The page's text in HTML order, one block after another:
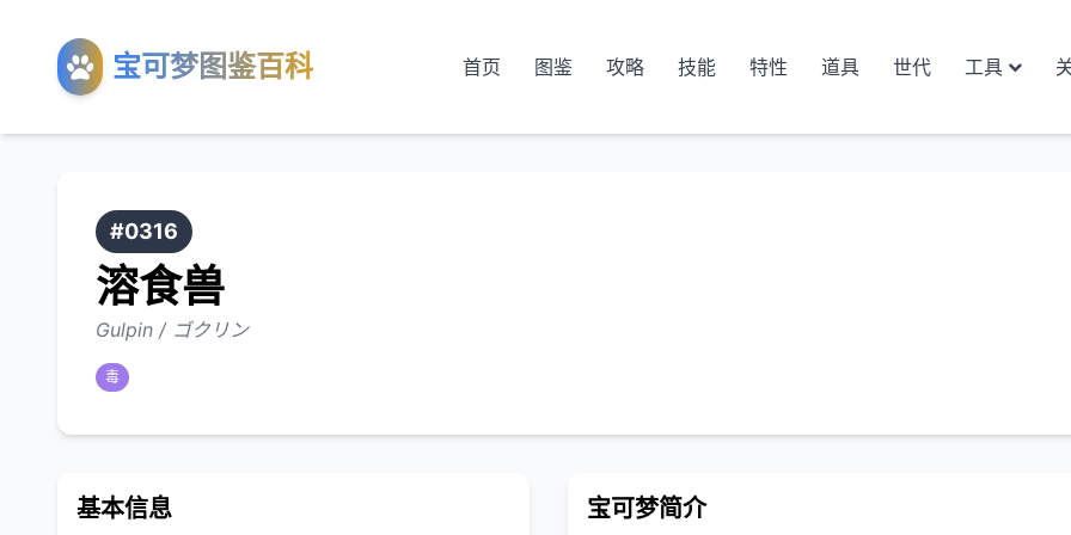
宝可梦图鉴百科 首页 图鉴 攻略 技能 特性 道具 世代 工具
#0316
溶食兽
Gulpin / ゴクリン
毒
基本信息 宝可梦简介